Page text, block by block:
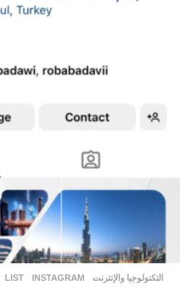
التكنولوجيا والإنترنت INSTAGRAM
,
LIST